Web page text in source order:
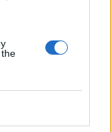
belüli